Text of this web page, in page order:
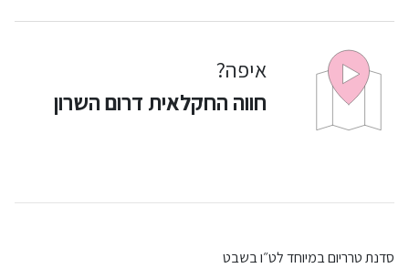
איפה?
חווה החקלאית דרום השרון
סדנת טרריום במיוחד לט״ו בשבט